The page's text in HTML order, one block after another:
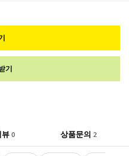
기
뷰 0 상품문의 2